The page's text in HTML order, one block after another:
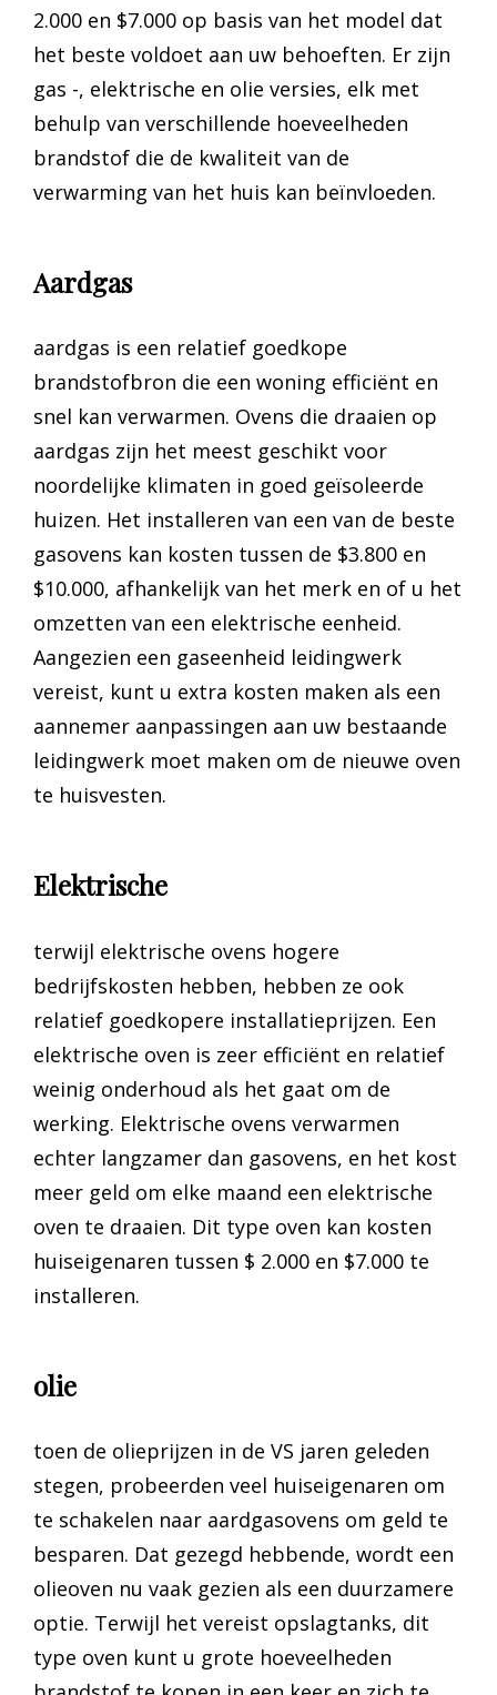
2.000 en $7.000 op basis van het model dat
het beste voldoet aan uw behoeften. Er zijn
gas -, elektrische en olie versies, elk met
behulp van verschillende hoeveelheden
brandstof die de kwaliteit van de
verwarming van het huis kan beïnvloeden.
Aardgas
aardgas is een relatief goedkope
brandstofbron die een woning efficiënt en
snel kan verwarmen. Ovens die draaien op
aardgas zijn het meest geschikt voor
noordelijke klimaten in goed geïsoleerde
huizen. Het installeren van een van de beste
gasovens kan kosten tussen de $3.800 en
$10.000, afhankelijk van het merk en of u het
omzetten van een elektrische eenheid.
Aangezien een gaseenheid leidingwerk
vereist, kunt u extra kosten maken als een
aannemer aanpassingen aan uw bestaande
leidingwerk moet maken om de nieuwe oven
te huisvesten.
Elektrische
terwijl elektrische ovens hogere
bedrijfskosten hebben, hebben ze ook
relatief goedkopere installatieprijzen. Een
elektrische oven is zeer efficiënt en relatief
weinig onderhoud als het gaat om de
werking. Elektrische ovens verwarmen
echter langzamer dan gasovens, en het kost
meer geld om elke maand een elektrische
oven te draaien. Dit type oven kan kosten
huiseigenaren tussen $ 2.000 en $7.000 te
installeren.
olie
toen de olieprijzen in de VS jaren geleden
stegen, probeerden veel huiseigenaren om
te schakelen naar aardgasovens om geld te
besparen. Dat gezegd hebbende, wordt een
olieoven nu vaak gezien als een duurzamere
optie. Terwijl het vereist opslagtanks, dit
type oven kunt u grote hoeveelheden